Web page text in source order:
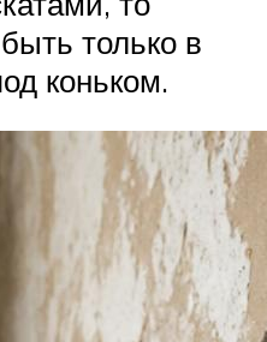
только в
коньком.